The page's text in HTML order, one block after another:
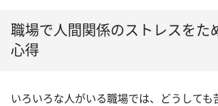
職場で人間関係のストレスをた
心得
いろいろな人がいる職場では、どうしても